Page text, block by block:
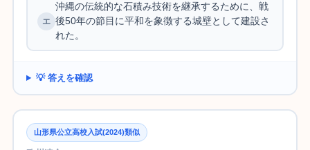
沖縄の伝統的な石積み技術を継承するために、戦
後50年の節目に平和を象徴する城壁として建設さ
れた。
💡 答えを確認
山形県公立高校入試(2024)類似